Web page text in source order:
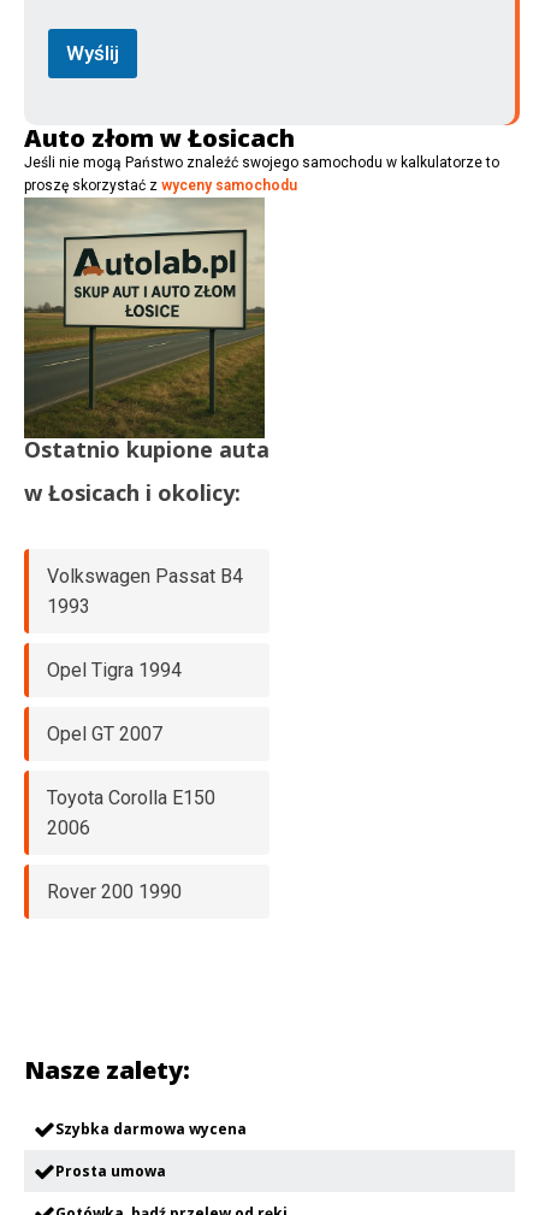
Wyślij
Auto złom w Łosicach
Jeśli nie mogą Państwo znaleźć swojego samochodu w kalkulatorze to
proszę skorzystać z wyceny samochodu
Ostatnio kupione auta
w Łosicach i okolicy:
Volkswagen Passat B4
1993
Opel Tigra 1994
Opel GT 2007
Toyota Corolla E150
2006
Rover 200 1990
Nasze zalety:
Szybka darmowa wycena
Prosta umowa